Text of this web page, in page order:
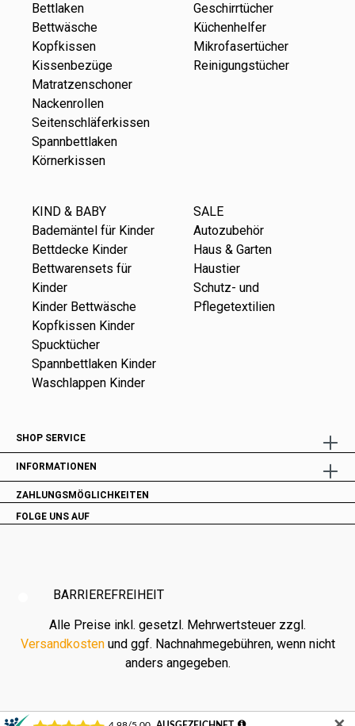
Bettlaken
Bettwäsche
Kopfkissen
Kissenbezüge
Matratzenschoner
Nackenrollen
Seitenschläferkissen
Spannbettlaken
Körnerkissen
Geschirrtücher
Küchenhelfer
Mikrofasertücher
Reinigungstücher
KIND & BABY
Bademäntel für Kinder
Bettdecke Kinder
Bettwarensets für
Kinder
Kinder Bettwäsche
Kopfkissen Kinder
Spucktücher
Spannbettlaken Kinder
Waschlappen Kinder
SALE
Autozubehör
Haus & Garten
Haustier
Schutz- und
Pflegetextilien
SHOP SERVICE
INFORMATIONEN
ZAHLUNGSMÖGLICHKEITEN
FOLGE UNS AUF
BARRIEREFREIHEIT
Alle Preise inkl. gesetzl. Mehrwertsteuer zzgl.
Versandkostenund ggf. Nachnahmegebühren, wenn nicht
anders angegeben.